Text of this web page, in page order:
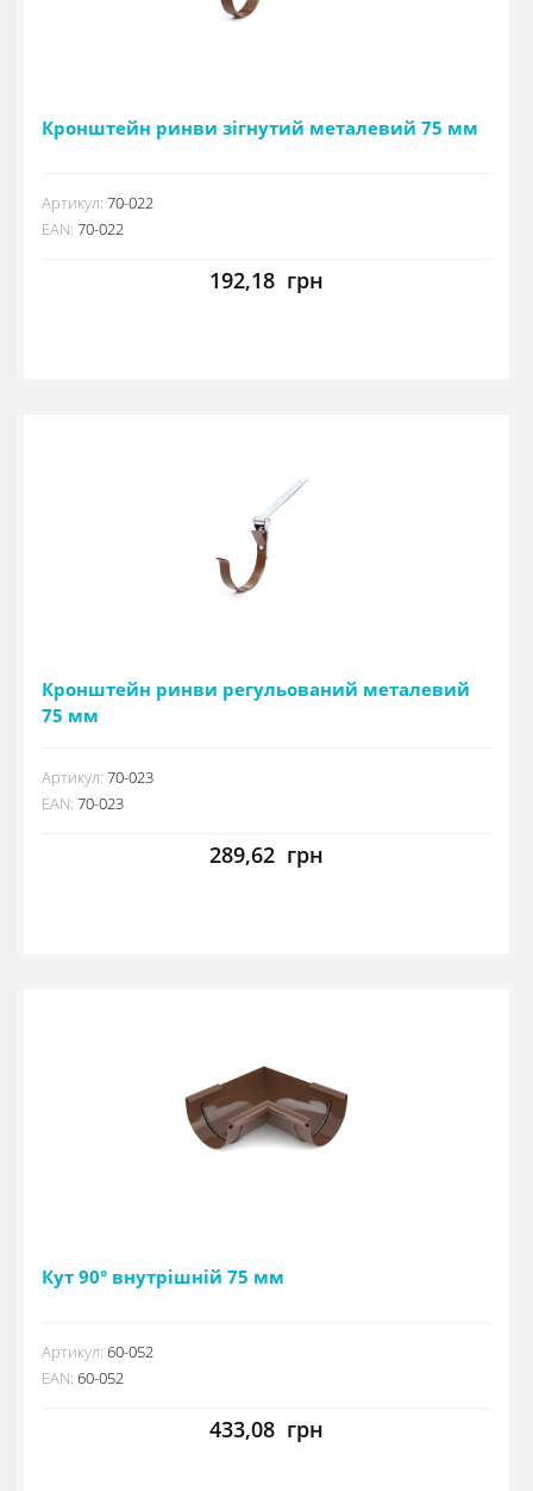
Кронштейн ринви зігнутий металевий 75 мм
Артикул: 70-022
EAN: 70-022
192,18 грн
Кронштейн ринви регульований металевий
75 мм
Артикул: 70-023
EAN: 70-023
289,62 грн
Кут 90° внутрішній 75 мм
Артикул: 60-052
EAN: 60-052
433,08 грн